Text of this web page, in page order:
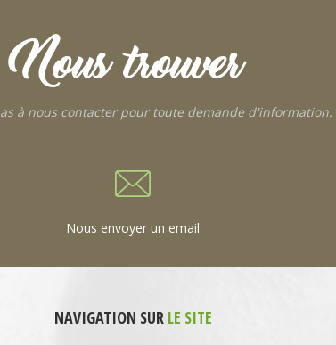
Nous trouver
à nous contacter pour toute demande d'information.
Nous envoyer un email
NAVIGATION SUR LE SITE